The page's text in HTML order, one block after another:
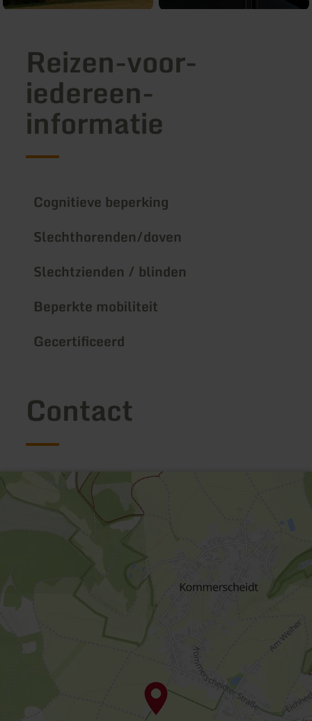
Reizen-voor-
iedereen-
informatie
Cognitieve beperking
Slechthorenden/doven
Slechtzienden / blinden
Beperkte mobiliteit
Gecertificeerd
Contact